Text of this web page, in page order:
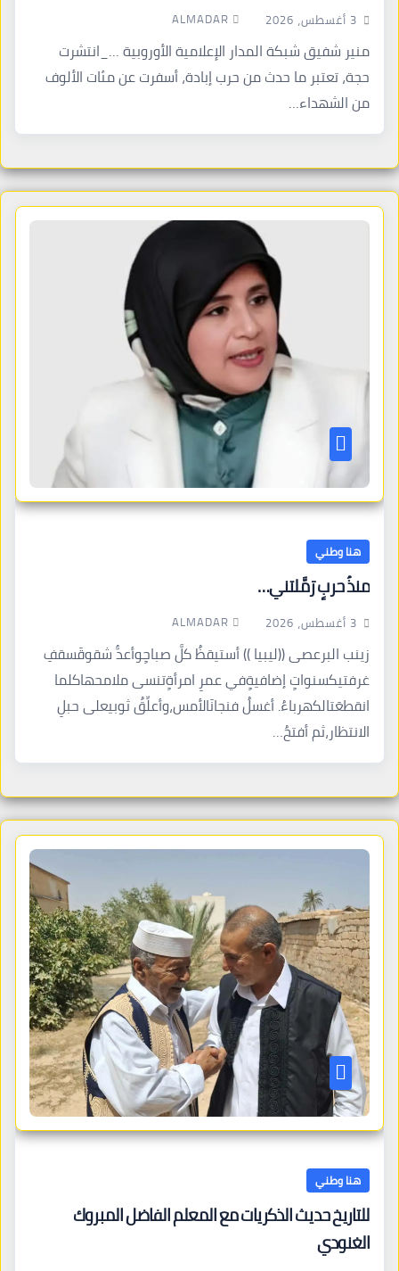
3 أغسطس، 2026 ALMADAR
منير شفيق شبكة المدار الإعلامية الأوروبية …_انتشرت
حجة، تعتبر ما حدث من حرب إبادة، أسفرت عن مئات الألوف
من الشهداء…
هنا وطني
منذُ حربٍ رَمَّلتني…
3 أغسطس، 2026 ALMADAR
زينب البرعصى ((ليبيا )) أستيقظُ كلَّ صباحٍوأعدُّ شقوقَسقفِ
غرفتيكسنواتٍ إضافيةٍفي عمرِ امرأةٍتنسى ملامحهاكلما
انقطعَتالكهرباءُ. أغسلُ فنجانَالأمس،وأعلِّقُ ثوبيعلى حبلِ
الانتظار،ثم أفتحُ…
هنا وطني
للتاريخ حديث الذكريات مع المعلم الفاضل المبروك
الغنودي